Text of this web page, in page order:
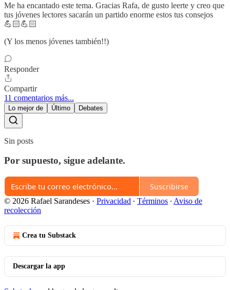
Me ha encantado este tema. Gracias Rafa, de gusto leerte y creo que
tus jóvenes lectores sacarán un partido enorme estos tus consejos
💪🏻💪🏻
(Y los menos jóvenes también!!)
Responder
Compartir
11 comentarios más...
Lo mejor de Último Debates
Sin posts
Por supuesto, sigue adelante.
Suscribirse
© 2026 Rafael Sarandeses · Privacidad ∙ Términos ∙ Aviso de
recolección
Crea tu Substack
Descargar la app